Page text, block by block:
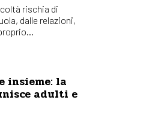
rischia di
dalle relazioni,
insieme: la
adulti e